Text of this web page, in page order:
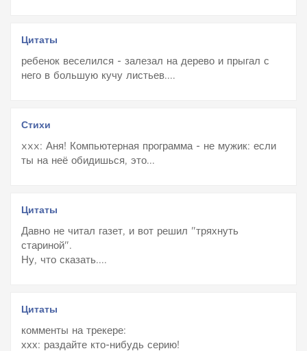
Цитаты
ребенок веселился - залезал на дерево и прыгал с
него в большую кучу листьев....
Стихи
xxx: Аня! Компьютерная программа - не мужик: если
ты на неё обидишься, это...
Цитаты
Давно не читал газет, и вот решил "тряхнуть
стариной".
Ну, что сказать....
Цитаты
комменты на трекере:
ххх: раздайте кто-нибудь серию!